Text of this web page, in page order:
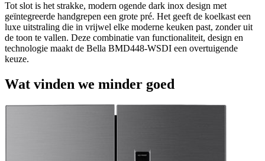
Tot slot is het strakke, modern ogende dark inox design met
geïntegreerde handgrepen een grote pré. Het geeft de koelkast een
luxe uitstraling die in vrijwel elke moderne keuken past, zonder uit
de toon te vallen. Deze combinatie van functionaliteit, design en
technologie maakt de Bella BMD448-WSDI een overtuigende
keuze.
Wat vinden we minder goed